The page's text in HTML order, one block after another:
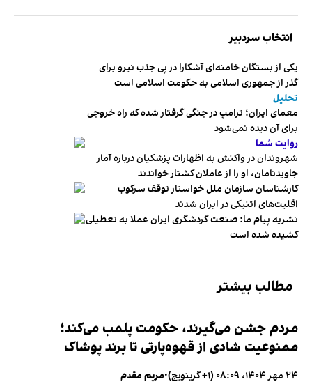
انتخاب سردبیر
یکی از بستگان خامنه‌ای آشکارا در پی جذب نیرو برای
گذر از جمهوری اسلامی به حکومت اسلامی است
تحلیل
معمای ایران؛ ترامپ در جنگی گرفتار شده که راه خروجی
برای آن دیده نمی‌شود
روایت شما
شهروندان در واکنش به اظهارات پزشکیان درباره آمار
جاویدنامان، او را از عاملان کشتار خواندند
کارشناسان سازمان ملل خواستار توقف سرکوب
اقلیت‌های اتنیکی در ایران شدند
نشریه پیام ما: صنعت گردشگری ایران عملا به تعطیلی
کشیده شده است
مطالب بیشتر
مردم جشن می‌گیرند، حکومت پلمب می‌کند؛
ممنوعیت شادی از قهوه‌پارتی تا برند پوشاک
۲۴ مهر ۱۴۰۴، ۰۸:۰۹ (‎+۱ گرینویچ) •مریم مقدم